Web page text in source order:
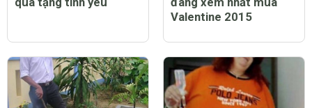
Valentine 2015